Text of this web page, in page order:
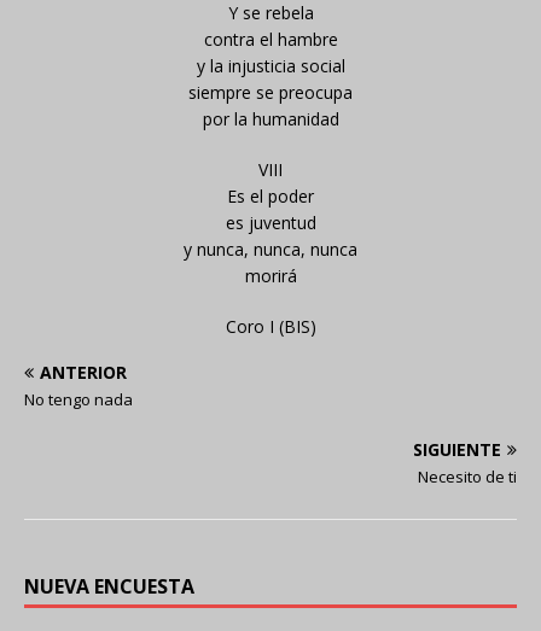
Y se rebela
contra el hambre
y la injusticia social
siempre se preocupa
por la humanidad
VIII
Es el poder
es juventud
y nunca, nunca, nunca
morirá
Coro I (BIS)
ANTERIOR
No tengo nada
SIGUIENTE
Necesito de ti
NUEVA ENCUESTA